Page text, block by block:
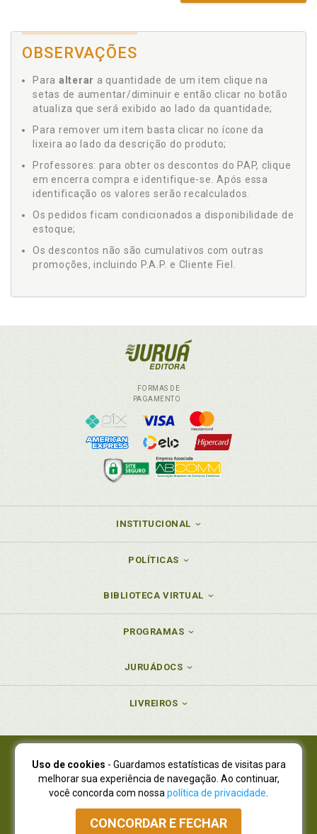
OBSERVAÇÕES
Para alterar a quantidade de um item clique na
setas de aumentar/diminuir e então clicar no botão
atualiza que será exibido ao lado da quantidade;
Para remover um item basta clicar no ícone da
lixeira ao lado da descrição do produto;
Professores: para obter os descontos do PAP, clique
em encerra compra e identifique-se. Após essa
identificação os valores serão recalculados.
Os pedidos ficam condicionados a disponibilidade de
estoque;
Os descontos não são cumulativos com outras
promoções, incluindo P.A.P. e Cliente Fiel.
FORMAS DE
PAGAMENTO
INSTITUCIONAL
POLÍTICAS
BIBLIOTECA VIRTUAL
PROGRAMAS
JURUÁDOCS
LIVREIROS
Juruá Editora Ltda., CNPJ 77.535.508/0001-19
Juruá Informática Ltda., CNPJ 01.701.561/0001-80
NOVO ENDEREÇO:R. Flávio Dallegrave, 7665, São Lourenço |
Curitiba - Paraná - CEP 82210-310
Atendimento: (41) 4009-3900|Vendas Atacado: (41) 4009-3939
Uso de cookies - Guardamos estatísticas de visitas para
melhorar sua experiência de navegação. Ao continuar,
você concorda com nossa política de privacidade
CONCORDAR E FECHAR